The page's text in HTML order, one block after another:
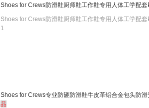
Shoes for Crews防滑鞋厨师鞋工作鞋专用人体工学配套
Shoes for Crews防滑鞋厨师鞋工作鞋专用人体工学配
1
Shoes for Crews专业防砸防滑鞋牛皮革铝合金包头防
品